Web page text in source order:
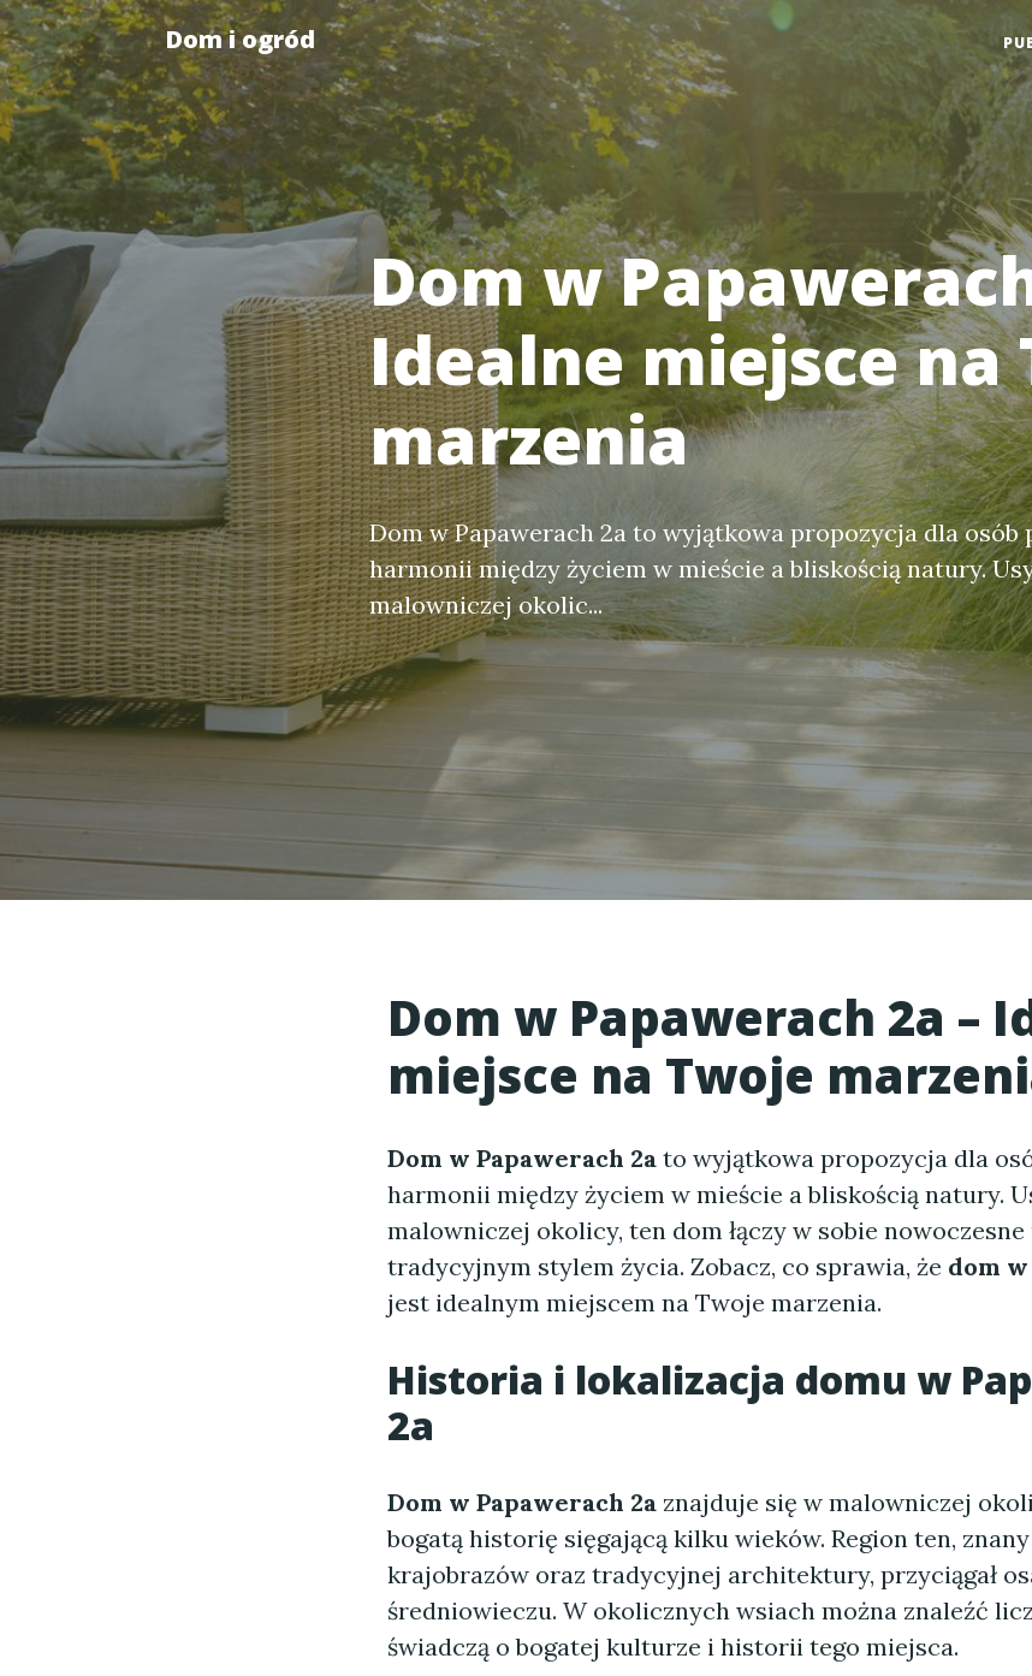
Dom i ogród
Dom w
Idealne miejsce na
marzenia
Dom w Papawerach 2a to wyjątkowa propozycja dla osób
harmonii między życiem w mieście a bliskością natury.
malowniczej okolic...
Dom w Papawerach 2a –
miejsce na Twoje
Dom w Papawerach 2a to wyjątkowa propozycja dla
harmonii między życiem w mieście a bliskością natury.
malowniczej okolicy, ten dom łączy w sobie
tradycyjnym stylem życia. Zobacz, co sprawia, że dom
jest idealnym miejscem na Twoje marzenia.
Historia i lokalizacja domu w
2a
Dom w Papawerach 2a znajduje się w malowniczej
bogatą historię sięgającą kilku wieków. Region ten,
krajobrazów oraz tradycyjnej architektury, przyciągał
średniowieczu. W okolicznych wsiach można znaleźć
świadczą o bogatej kulturze i historii tego miejsca.